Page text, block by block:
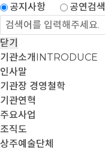
공지사항
공연검색
닫기
기관소개 INTRODUCE
인사말
기관장 경영철학
기관연혁
주요사업
조직도
상주예술단체